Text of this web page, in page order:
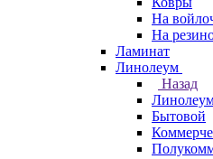
На
На
Ламинат
Линолеум
Назад
Бытовой